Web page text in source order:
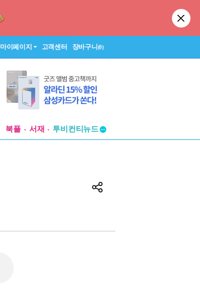
마이페이지 고객센터 장바구니(0)
북플 서재
창작플랫폼